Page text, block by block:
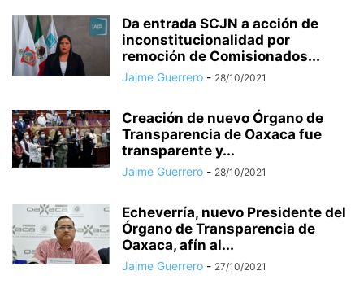
Da entrada SCJN a acción de
inconstitucionalidad por
remoción de Comisionados...
Jaime Guerrero - 28/10/2021
Creación de nuevo Órgano de
Transparencia de Oaxaca fue
transparente y...
Jaime Guerrero - 28/10/2021
Echeverría, nuevo Presidente del
Órgano de Transparencia de
Oaxaca, afín al...
Jaime Guerrero - 27/10/2021